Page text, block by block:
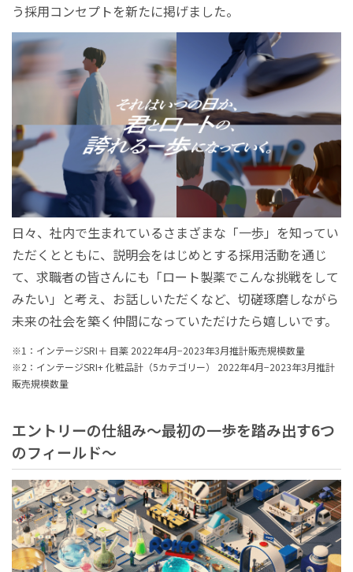
う採用コンセプトを新たに掲げました。
日々、社内で生まれているさまざまな「一歩」を知ってい
ただくとともに、説明会をはじめとする採用活動を通じ
て、求職者の皆さんにも「ロート製薬でこんな挑戦をして
みたい」と考え、お話しいただくなど、切磋琢磨しながら
未来の社会を築く仲間になっていただけたら嬉しいです。
※1：インテージSRI＋ 目薬 2022年4月−2023年3月推計販売規模数量
※2：インテージSRI+ 化粧品計（5カテゴリー） 2022年4月−2023年3月推計
販売規模数量
エントリーの仕組み～最初の一歩を踏み出す6つ
のフィールド～